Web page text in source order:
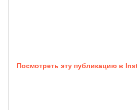
Посмотреть эту публикацию в